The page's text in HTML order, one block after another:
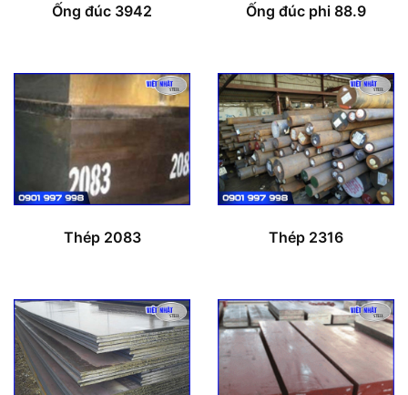
Ống đúc 3942 Ống đúc phi 88.9
Thép 2083 Thép 2316